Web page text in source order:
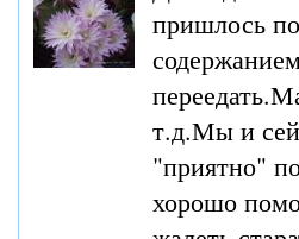
пришлось
т.д.Мы и
"приятно"
хорошо